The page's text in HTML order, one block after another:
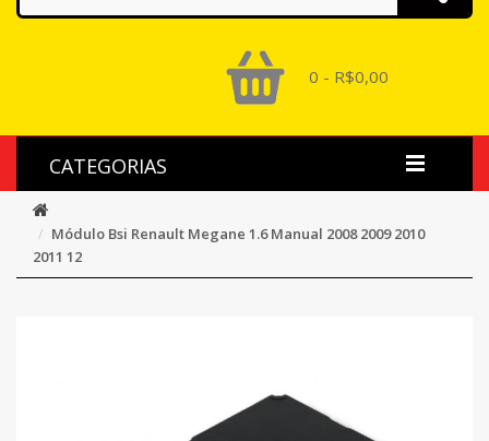
0 - R$0,00
CATEGORIAS
Módulo Bsi Renault Megane 1.6 Manual 2008 2009 2010
2011 12